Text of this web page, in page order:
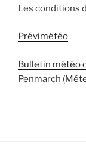
Les conditions
Prévimétéo
Bulletin météo
Penmarch